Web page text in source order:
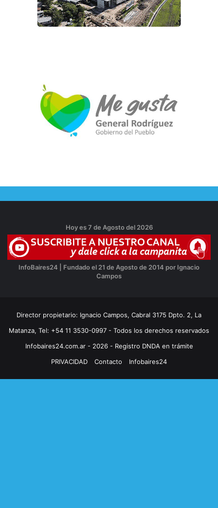
Hoy es 7 de Agosto del 2026
InfoBaires24 | Fundado el 21 de Agosto de 2014 por Ignacio
Campos
Director propietario: Ignacio Campos, Cabral 3175 Dpto. 2, La
Matanza, Tel: +54 11 3530-0997 - Todos los derechos reservados
Infobaires24.com.ar - 2026 - Registro DNDA en trámite
PRIVACIDAD
Contacto Infobaires24